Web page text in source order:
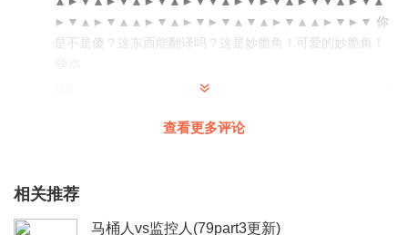
►▼▲►▼▲▲►▼▲►▼►▼▲▼▲►▼▲▲►▼►▼ 你
是不是傻？这东西能翻译吗？这是妙脆角！可爱的妙脆角！
回复
明界之主_帝皇铠甲
查看更多评论
相关推荐
马桶人vs监控人(79part3更新)